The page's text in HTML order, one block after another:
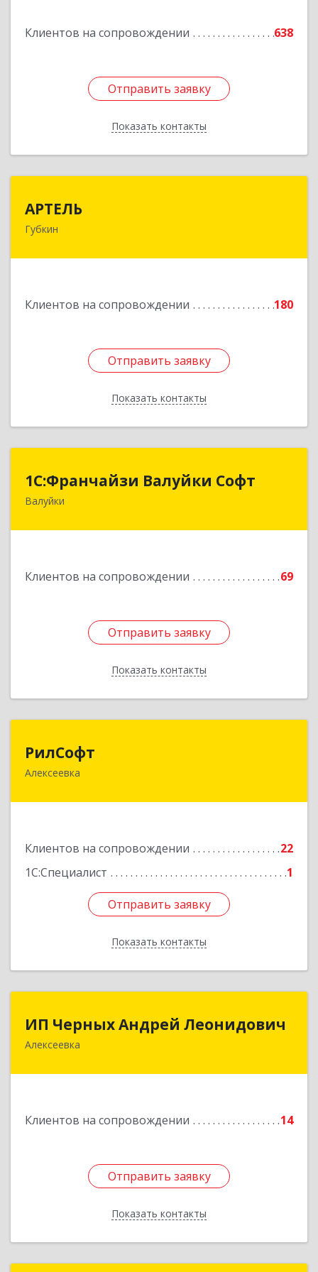
Клиентов на сопровождении 638
Отправить заявку
Показать контакты
Отправить заявку
Назад
АРТЕЛЬ
Губкин
Клиентов на сопровождении 180
Отправить заявку
Показать контакты
309181, Белгородская обл, Губкинский р-н,
Отправить заявку
Назад
1С:Франчайзи Валуйки Софт
Валуйки
Клиентов на сопровождении 69
Отправить заявку
Показать контакты
1С:Франчайзи Валуйки Софт
309996, Белгородская обл, Валуйки г, Горького,
Отправить заявку
Назад
РилСофт
Алексеевка
Клиентов на сопровождении
22
1С:Специалист
1
Отправить заявку
Показать контакты
309850, Белгородская обл, Алексеевский р-н,
Отправить заявку
Назад
ИП Черных Андрей Леонидович
Алексеевка
Клиентов на сопровождении 14
Отправить заявку
Показать контакты
ИП Черных Андрей Леонидович
309850, Белгородская обл, Алексеевский р-н,
Отправить заявку
Назад